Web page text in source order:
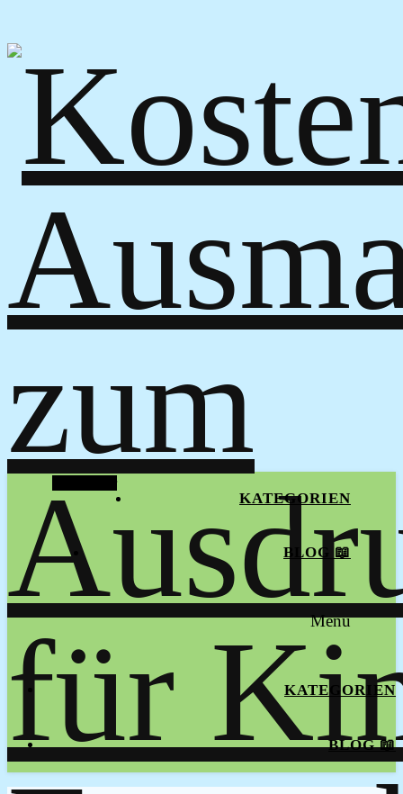
KATEGORIEN
BLOG 📖
Menu
KATEGORIEN
BLOG 📖